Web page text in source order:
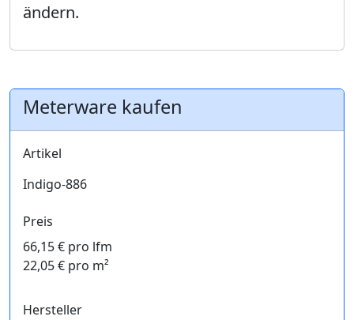
ändern.
Meterware kaufen
Artikel
Indigo-886
Preis
66,15 € pro lfm
22,05 € pro m²
Hersteller